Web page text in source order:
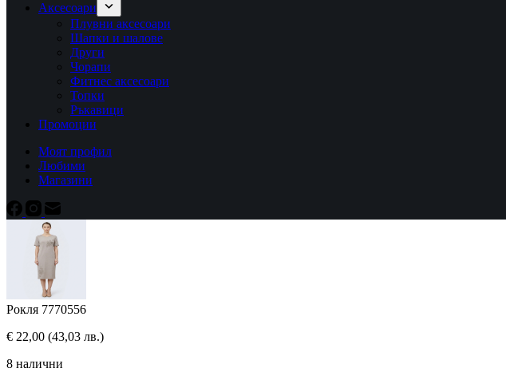
Аксесоари
Плувни аксесоари
Шапки и шалове
Други
Чорапи
Фитнес аксесоари
Топки
Ръкавици
Промоции
Моят профил
Любими
Магазини
Рокля 7770556
€ 22,00 (43,03 лв.)
8 налични